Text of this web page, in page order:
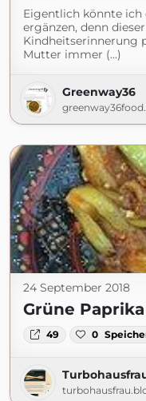
Eigentlich könnte ich
ergänzen, denn
Kindheitserinnerung
Mutter immer (...)
Greenway36
24 September 2018
Grüne
49 0